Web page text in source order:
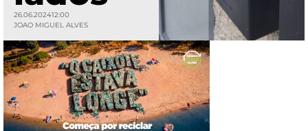
26.06.202412:00
JOAO MIGUEL ALVES